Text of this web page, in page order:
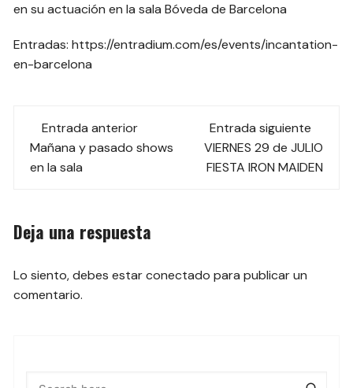
en su actuación en la sala Bóveda de Barcelona
Entradas: https://entradium.com/es/events/incantation-
en-barcelona
Navegación
de
entradas
Entrada anterior
Mañana y pasado shows
en la sala
Entrada siguiente
VIERNES 29 de JULIO
FIESTA IRON MAIDEN
Deja una respuesta
Lo siento, debes estarconectado para publicar un
comentario.